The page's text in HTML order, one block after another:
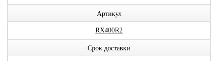
Артикул
RX400R2
Срок доставки